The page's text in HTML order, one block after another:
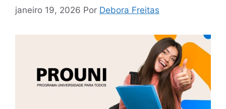
janeiro 19, 2026 Por Debora Freitas